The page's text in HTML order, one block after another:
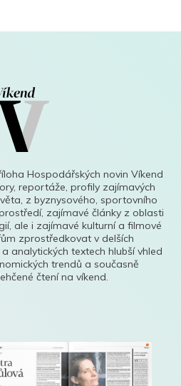
Hospodářských novin Víkend
reportáže, profily zajímavých
z byznysového, sportovního
zajímavé články z oblasti
ale i zajímavé kulturní a filmové
zprostředkovat v delších
analytických textech hlubší vhled
trendů a současně
čtení na víkend.